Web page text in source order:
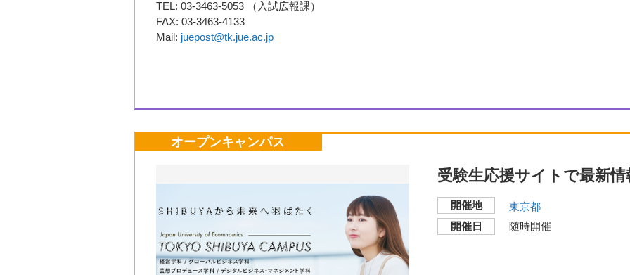
TEL: 03-3463-5053 （入試広報課）
FAX: 03-3463-4133
Mail: juepost@tk.jue.ac.jp
オープンキャンパス
受験生応援サイトで最新情
開催地
東京都
開催日
随時開催